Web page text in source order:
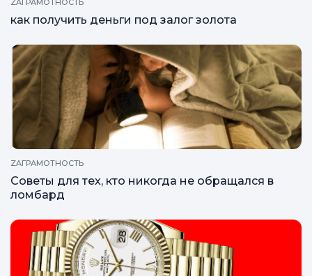
ZAГРАМОТНОСТЬ
как получить деньги под залог золота
ZAГРАМОТНОСТЬ
Советы для тех, кто никогда не обращался в
ломбард